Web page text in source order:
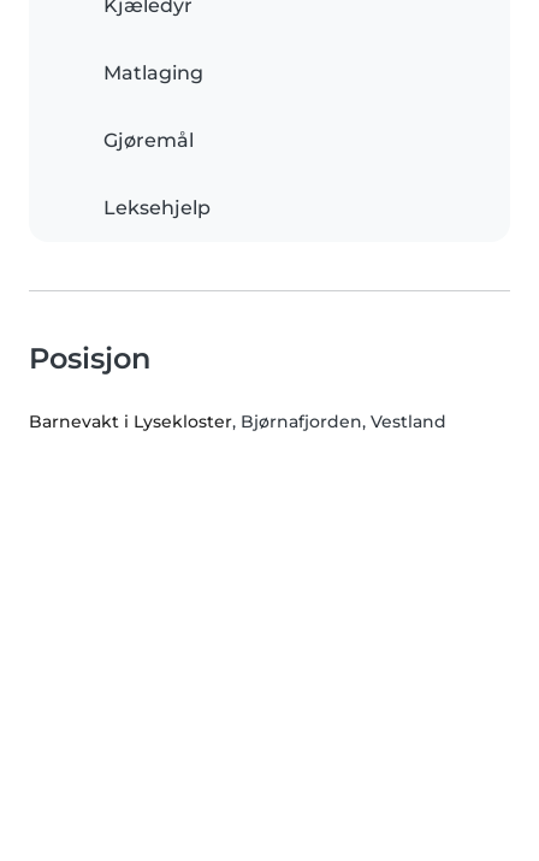
Kjæledyr
Matlaging
Gjøremål
Leksehjelp
Posisjon
Barnevakt i Lysekloster, Bjørnafjorden, Vestland